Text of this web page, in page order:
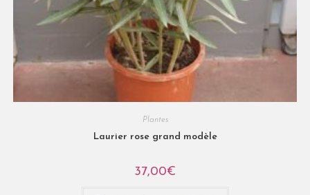
Plantes
Laurier rose grand modèle
37,00€